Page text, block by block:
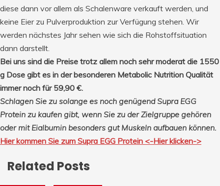
diese dann vor allem als Schalenware verkauft werden, und
keine Eier zu Pulverproduktion zur Verfügung stehen. Wir
werden nächstes Jahr sehen wie sich die Rohstoffsituation
dann darstellt.
Bei uns sind die Preise trotz allem noch sehr moderat die 1550
g Dose gibt es in der besonderen Metabolic Nutrition Qualität
immer noch für 59,90 €.
Schlagen Sie zu solange es noch genügend Supra EGG
Protein zu kaufen gibt, wenn Sie zu der Zielgruppe gehören
oder mit Eialbumin besonders gut Muskeln aufbauen können.
Hier kommen Sie zum Supra EGG Protein <-Hier klicken->
Related Posts